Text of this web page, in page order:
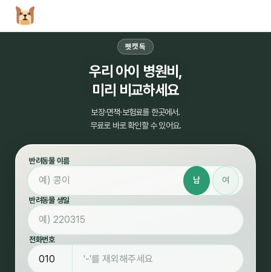
펫캣독
우리 아이 병원비,
미리 비교하세요
보장·면책·보험료를 한곳에서.
무료로 바로 확인할 수 있어요.
반려동물 이름
남 여
반려동물 생일
전화번호